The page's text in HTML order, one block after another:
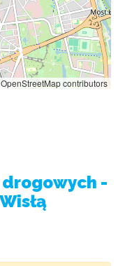
contributors
-